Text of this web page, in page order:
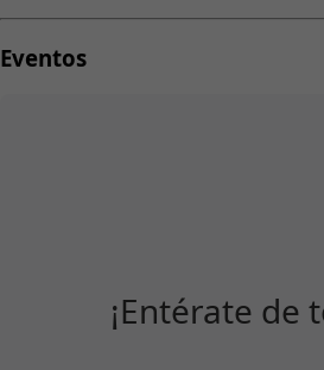
Eventos
¡Entérate de